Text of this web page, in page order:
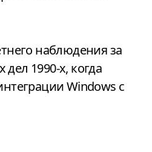
наблюдения за
1990-х, когда
Windows с